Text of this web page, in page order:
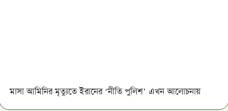
মাসা আমিনির মৃত্যুতে ইরানের ‘নীতি পুলিশ’ এখন আলোচনায়